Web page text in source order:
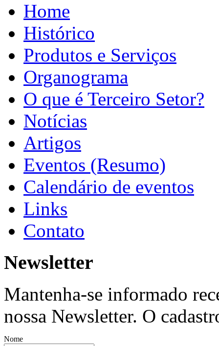
Home
Histórico
Produtos e Serviços
Organograma
O que é Terceiro Setor?
Notícias
Artigos
Eventos (Resumo)
Calendário de eventos
Links
Contato
Newsletter
Mantenha-se informado
nossa Newsletter. O
Nome